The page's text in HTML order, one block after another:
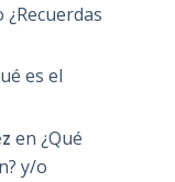
es el
en ¿Qué
y/o